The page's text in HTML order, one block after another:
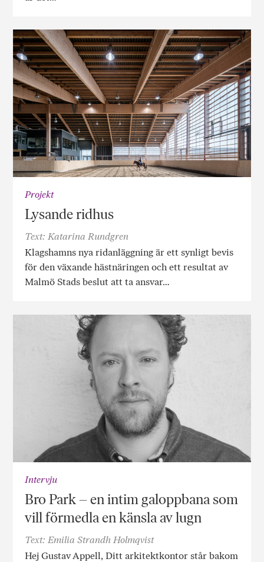
Projekt
Lysande ridhus
Text: Katarina Rundgren
Klagshamns nya ridanläggning är ett synligt bevis
för den växande hästnäringen och ett resultat av
Malmö Stads beslut att ta ansvar…
Intervju
Bro Park – en intim galoppbana som
vill förmedla en känsla av lugn
Text: Emilia Strandh Holmqvist
Hej Gustav Appell, Ditt arkitektkontor står bakom